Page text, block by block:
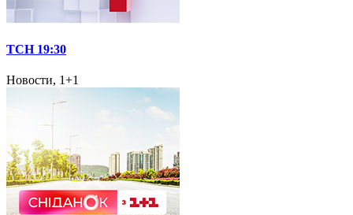
ТСН 19:30
Новости, 1+1